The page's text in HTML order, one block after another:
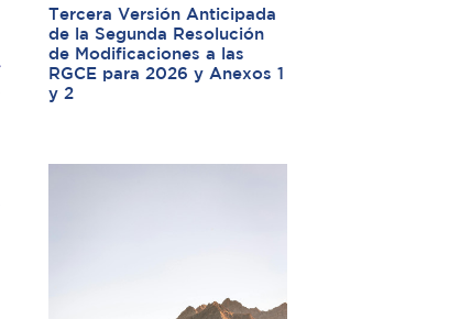
Tercera Versión Anticipada
de la Segunda Resolución
de Modificaciones a las
RGCE para 2026 y Anexos 1
y 2